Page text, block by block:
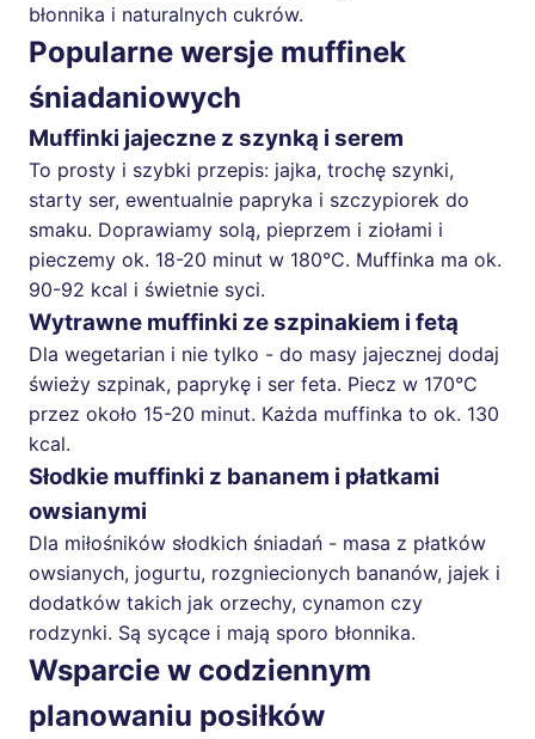
błonnika i naturalnych cukrów.
Popularne wersje muffinek
śniadaniowych
Muffinki jajeczne z szynką i serem
To prosty i szybki przepis: jajka, trochę szynki,
starty ser, ewentualnie papryka i szczypiorek do
smaku. Doprawiamy solą, pieprzem i ziołami i
pieczemy ok. 18-20 minut w 180°C. Muffinka ma ok.
90-92 kcal i świetnie syci.
Wytrawne muffinki ze szpinakiem i fetą
Dla wegetarian i nie tylko - do masy jajecznej dodaj
świeży szpinak, paprykę i ser feta. Piecz w 170°C
przez około 15-20 minut. Każda muffinka to ok. 130
kcal.
Słodkie muffinki z bananem i płatkami
owsianymi
Dla miłośników słodkich śniadań - masa z płatków
owsianych, jogurtu, rozgniecionych bananów, jajek i
dodatków takich jak orzechy, cynamon czy
rodzynki. Są sycące i mają sporo błonnika.
Wsparcie w codziennym
planowaniu posiłków